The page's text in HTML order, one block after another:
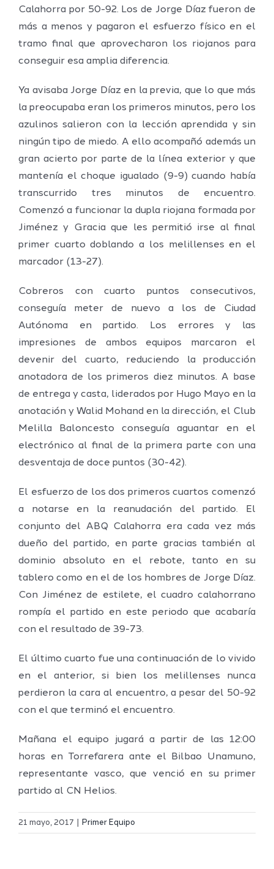
Calahorra por 50-92. Los de Jorge Díaz fueron de
más a menos y pagaron el esfuerzo físico en el
tramo final que aprovecharon los riojanos para
conseguir esa amplia diferencia.
Ya avisaba Jorge Díaz en la previa, que lo que más
la preocupaba eran los primeros minutos, pero los
azulinos salieron con la lección aprendida y sin
ningún tipo de miedo. A ello acompañó además un
gran acierto por parte de la línea exterior y que
mantenía el choque igualado (9-9) cuando había
transcurrido tres minutos de encuentro.
Comenzó a funcionar la dupla riojana formada por
Jiménez y Gracia que les permitió irse al final
primer cuarto doblando a los melillenses en el
marcador (13-27).
Cobreros con cuarto puntos consecutivos,
conseguía meter de nuevo a los de Ciudad
Autónoma en partido. Los errores y las
impresiones de ambos equipos marcaron el
devenir del cuarto, reduciendo la producción
anotadora de los primeros diez minutos. A base
de entrega y casta, liderados por Hugo Mayo en la
anotación y Walid Mohand en la dirección, el Club
Melilla Baloncesto conseguía aguantar en el
electrónico al final de la primera parte con una
desventaja de doce puntos (30-42).
El esfuerzo de los dos primeros cuartos comenzó
a notarse en la reanudación del partido. El
conjunto del ABQ Calahorra era cada vez más
dueño del partido, en parte gracias también al
dominio absoluto en el rebote, tanto en su
tablero como en el de los hombres de Jorge Díaz.
Con Jiménez de estilete, el cuadro calahorrano
rompía el partido en este periodo que acabaría
con el resultado de 39-73.
El último cuarto fue una continuación de lo vivido
en el anterior, si bien los melillenses nunca
perdieron la cara al encuentro, a pesar del 50-92
con el que terminó el encuentro.
Mañana el equipo jugará a partir de las 12:00
horas en Torrefarera ante el Bilbao Unamuno,
representante vasco, que venció en su primer
partido al CN Helios.
21 mayo, 2017 Primer Equipo
El Melilla